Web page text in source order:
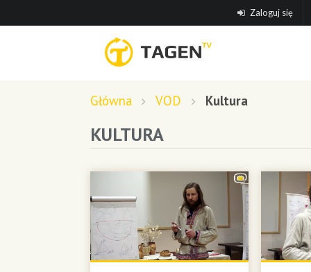
Zaloguj się
Główna VOD Kultura
KULTURA